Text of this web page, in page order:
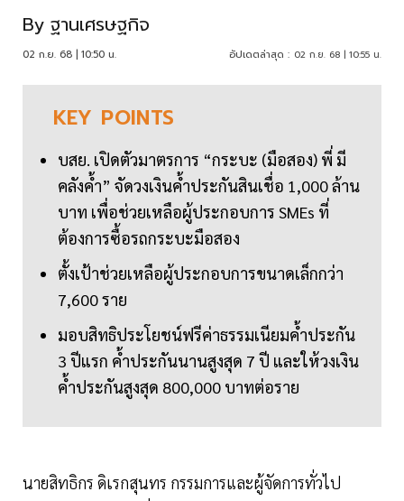
By ฐานเศรษฐกิจ
02 ก.ย. 68 | 10:50 น. อัปเดตล่าสุด : 02 ก.ย. 68 | 10:55 น.
KEY POINTS
บสย. เปิดตัวมาตรการ “กระบะ (มือสอง) พี่ มี
คลังค้ำ” จัดวงเงินค้ำประกันสินเชื่อ 1,000 ล้าน
บาท เพื่อช่วยเหลือผู้ประกอบการ SMEs ที่
ต้องการซื้อรถกระบะมือสอง
ตั้งเป้าช่วยเหลือผู้ประกอบการขนาดเล็กกว่า
7,600 ราย
มอบสิทธิประโยชน์ฟรีค่าธรรมเนียมค้ำประกัน
3 ปีแรก ค้ำประกันนานสูงสุด 7 ปี และให้วงเงิน
ค้ำประกันสูงสุด 800,000 บาทต่อราย
นายสิทธิกร ดิเรกสุนทร กรรมการและผู้จัดการทั่วไป